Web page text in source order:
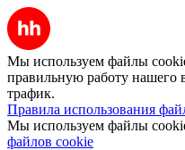
Мы используем файлы
правильную работу нашего
трафик.
Правила использования
Мы используем файлы
файлов cookie